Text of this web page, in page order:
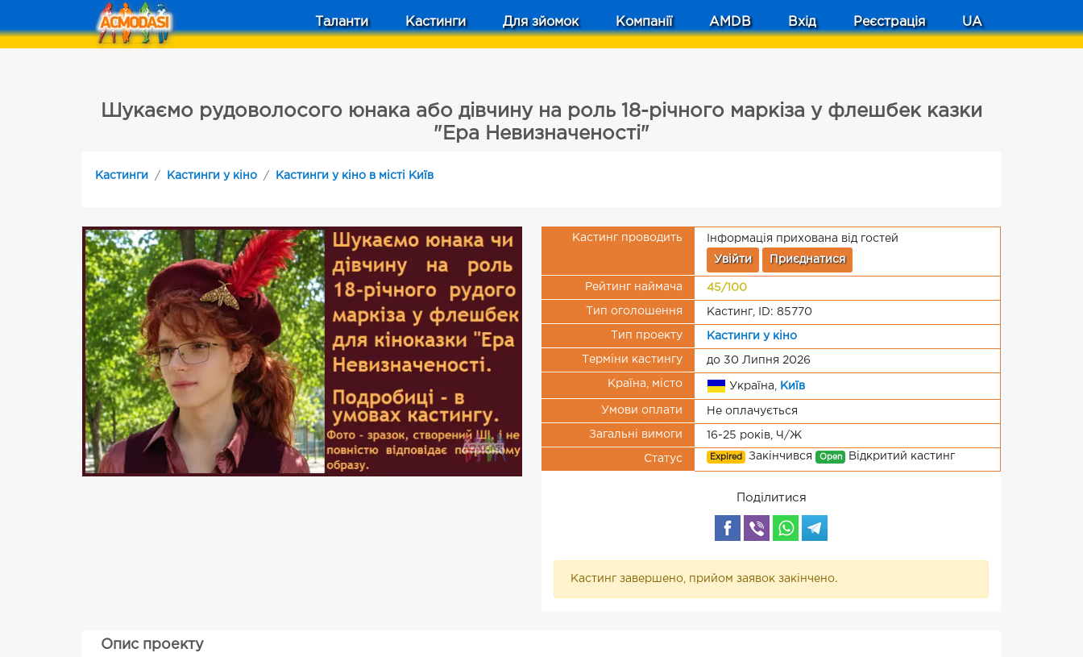
Таланти Кастинги Для зйомок Компанії AMDB Вхід Реєстрація UA
Шукаємо рудоволосого юнака або дівчину на роль 18-річного маркіза у флешбек казки
"Ера Невизначеності"
Кастинги Кастинги у кіно Кастинги у кіно в місті Київ
Кастинг проводить Інформація прихована від гостей
Увійти Приєднатися
Рейтинг наймача 45/100
Тип оголошення Кастинг, ID: 85770
Тип проекту Кастинги у кіно
Терміни кастингу до 30 Липня 2026
Країна, місто Україна, Київ
Умови оплати Не оплачується
Загальні вимоги 16-25 років, Ч/Ж
Статус Expired Закінчився Open Відкритий кастинг
Поділитися
Кастинг завершено, прийом заявок закінчено.
Опис проекту